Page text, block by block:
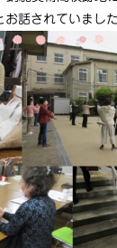
話されていました